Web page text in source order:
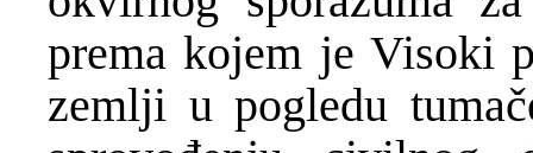
prema kojem je Visoki
zemlji u pogledu